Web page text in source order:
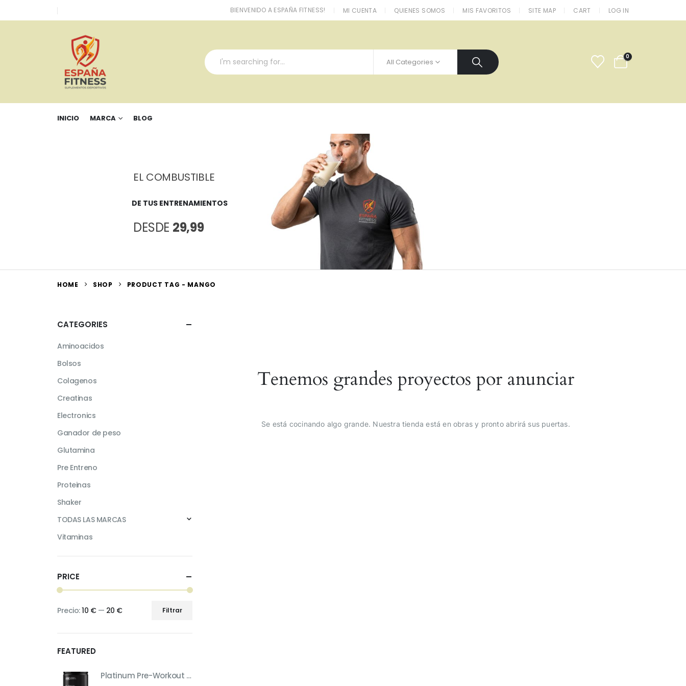
BIENVENIDO A ESPAÑA FITNESS! MI CUENTA QUIENES SOMOS MIS FAVORITOS SITE MAP CART LOG IN
All Categories
0
INICIO MARCA BLOG
EL COMBUSTIBLE
DE TUS ENTRENAMIENTOS
DESDE 29,99
HOME SHOP PRODUCT TAG - MANGO
Tenemos grandes proyectos por anunciar
Se está cocinando algo grande. Nuestra tienda está en obras y pronto abrirá sus puertas.
CATEGORIES
Aminoacidos
Bolsos
Colagenos
Creatinas
Electronics
Ganador de peso
Glutamina
Pre Entreno
Proteinas
Shaker
TODAS LAS MARCAS
Vitaminas
PRICE
mínimo
máximo
Filtrar
Precio:10 €— 20 €
FEATURED
Platinum Pre-Workout – Pre-Entreno de Máximo Rendimiento (Sabor Fruit Punch, 420 g)